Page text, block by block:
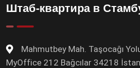
Штаб-квартира в
Mahmutbey Mah. Taşocağı
MyOffice 212 Bağcılar 34218